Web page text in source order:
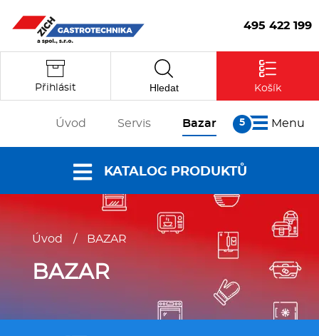
495 422 199
Přihlásit Hledat Košík
Úvod Servis Bazar
Reference
Partneři
Menu
KATALOG PRODUKTŮ
katalogy
Dokumenty ke
stažení
Vstoupit
Úvod / BAZAR
BAZAR